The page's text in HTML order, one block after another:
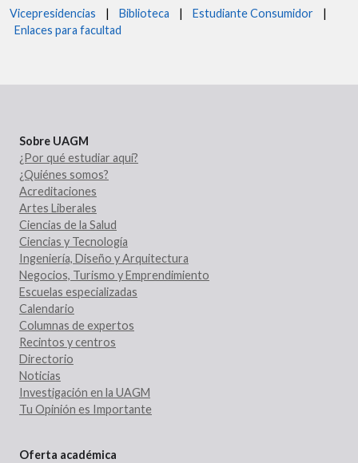
Vicepresidencias | Biblioteca | Estudiante Consumidor |
Enlaces para facultad
Sobre UAGM
¿Por qué estudiar aquí?
¿Quiénes somos?
Acreditaciones
Artes Liberales
Ciencias de la Salud
Ciencias y Tecnología
Ingeniería, Diseño y Arquitectura
Negocios, Turismo y Emprendimiento
Escuelas especializadas
Calendario
Columnas de expertos
Recintos y centros
Directorio
Noticias
Investigación en la UAGM
Tu Opinión es Importante
Oferta académica